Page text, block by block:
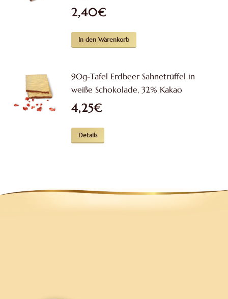
2,40€
In den Warenkorb
90g-Tafel Erdbeer Sahnetrüffel in
weiße Schokolade, 32% Kakao
4,25€
Details